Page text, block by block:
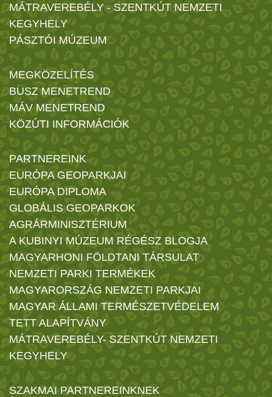
MÁTRAVEREBÉLY - SZENTKÚT NEMZETI
KEGYHELY
PÁSZTÓI MÚZEUM
MEGKÖZELÍTÉS
BUSZ MENETREND
MÁV MENETREND
KÖZÚTI INFORMÁCIÓK
PARTNEREINK
EURÓPA GEOPARKJAI
EURÓPA DIPLOMA
GLOBÁLIS GEOPARKOK
AGRÁRMINISZTÉRIUM
A KUBINYI MÚZEUM RÉGÉSZ BLOGJA
MAGYARHONI FÖLDTANI TÁRSULAT
NEMZETI PARKI TERMÉKEK
MAGYARORSZÁG NEMZETI PARKJAI
MAGYAR ÁLLAMI TERMÉSZETVÉDELEM
TETT ALAPÍTVÁNY
MÁTRAVEREBÉLY- SZENTKÚT NEMZETI
KEGYHELY
SZAKMAI PARTNEREINKNEK